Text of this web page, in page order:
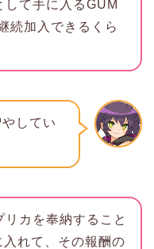
して手に入るGUM
続加入できるくら
してい
カを奉納すること
れて、その報酬の